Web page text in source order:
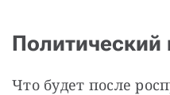
Политический
Что будет после